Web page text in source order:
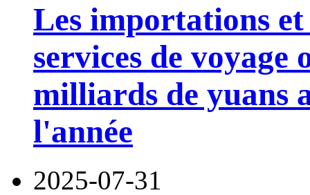
Les importations
services de voyage
milliards de yuans
l'année
2025-07-31